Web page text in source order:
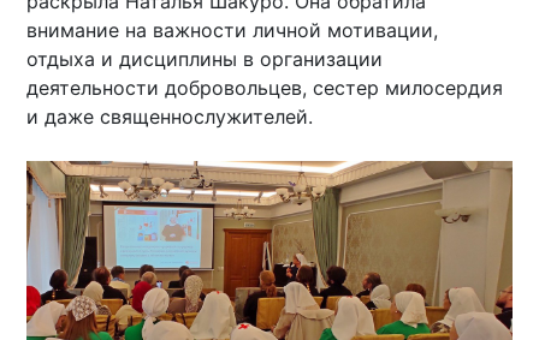
внимание на важности личной мотивации,
отдыха и дисциплины в организации
деятельности добровольцев, сестер милосердия
и даже священнослужителей.